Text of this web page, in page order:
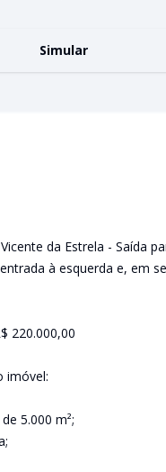
Simular
da Estrela - Saída
à esquerda e, em
220.000,00
imóvel:
5.000 m²;